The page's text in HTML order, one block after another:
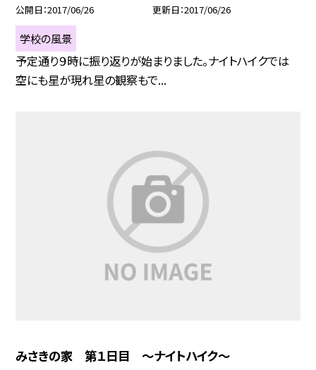
公開日 2017/06/26 更新日 2017/06/26
学校の風景
予定通り９時に振り返りが始まりました。ナイトハイクでは
空にも星が現れ星の観察もで...
みさきの家 第１日目 〜ナイトハイク〜